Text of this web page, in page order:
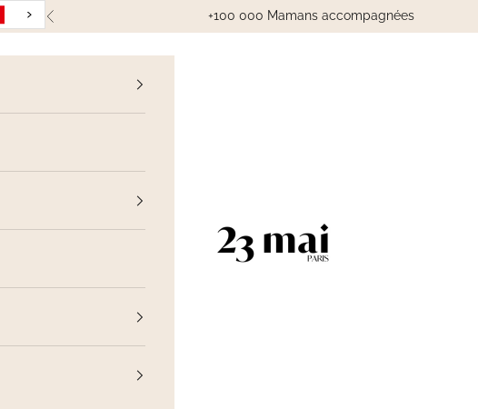
Précédent +100 000 Mamans accompagnées
23 Mai Paris